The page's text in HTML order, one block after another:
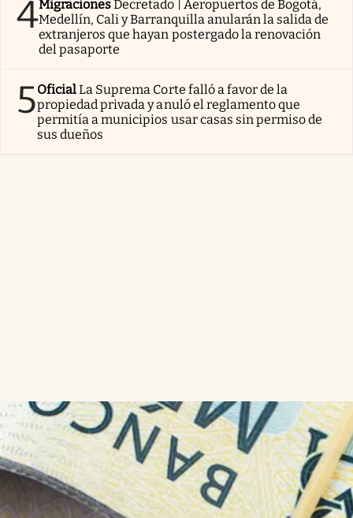
4MigracionesDecretado | Aeropuertos de Bogotá,
Medellín, Cali y Barranquilla anularán la salida de
extranjeros que hayan postergado la renovación
del pasaporte
5OficialLa Suprema Corte falló a favor de la
propiedad privada y anuló el reglamento que
permitía a municipios usar casas sin permiso de
sus dueños